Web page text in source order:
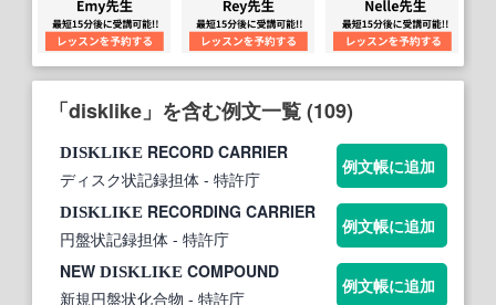
「disklike」を含む例文一覧 (109)
DISKLIKE RECORD CARRIER
ディスク状記録担体 - 特許庁
例文帳に追加
DISKLIKE RECORDING CARRIER
円盤状記録担体 - 特許庁
例文帳に追加
NEW DISKLIKE COMPOUND
新規円盤状化合物 - 特許庁
例文帳に追加